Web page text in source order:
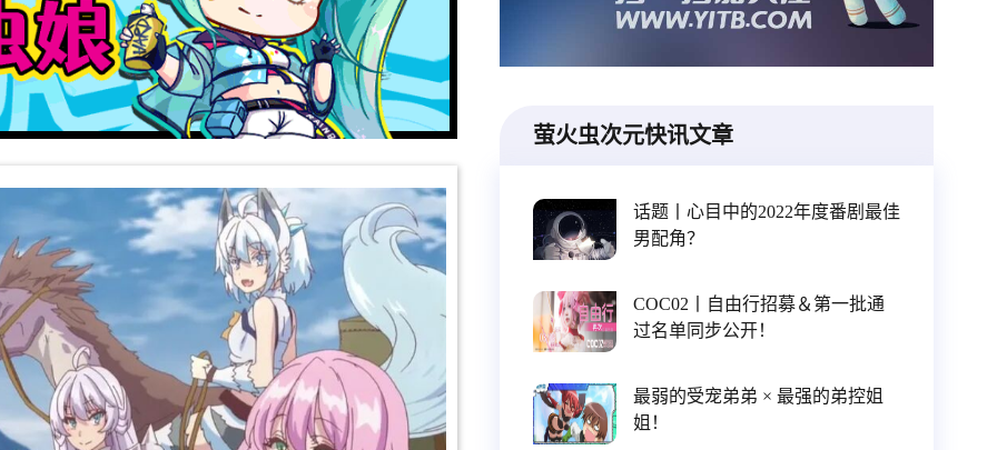
萤火虫次元快讯文章
话题丨心目中的2022年度番剧最佳
男配角？
COC02丨自由行招募＆第一批通
过名单同步公开！
最弱的受宠弟弟 × 最强的弟控姐
姐！